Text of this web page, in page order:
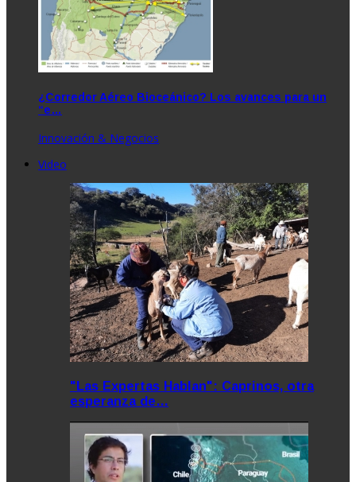
¿Corredor Aéreo Bioceánico? Los avances para un
“e…
Innovación & Negocios
Video
"Las Expertas Hablan": Caprinos, otra
esperanza de…